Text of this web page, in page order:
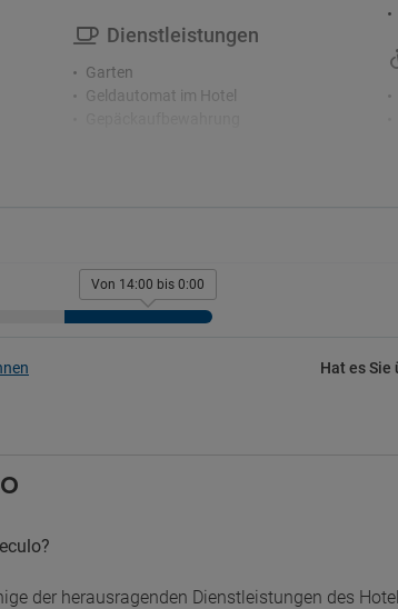
Dienstleistungen
Garten
Geldautomat im Hotel
Zeitungen
Zimmerservice
Von 14:00 bis 0:00
Hat es Sie
der herausragenden Dienstleistungen des